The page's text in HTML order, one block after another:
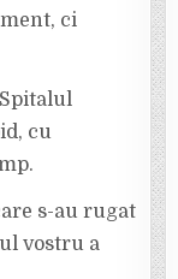
ci
cu
s-au rugat
vostru a